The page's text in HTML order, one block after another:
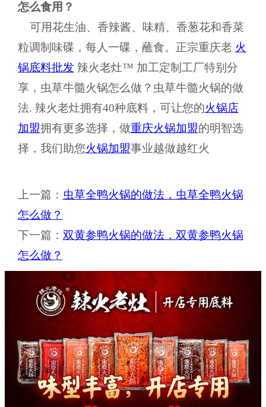
怎么食用？
可用花生油、香辣酱、味精、香葱花和香菜
粒调制味碟，每人一碟，蘸食。正宗重庆老 火
锅底料批发辣火老灶™ 加工定制工厂特别分
享，虫草牛髓火锅怎么做？虫草牛髓火锅的做
法. 辣火老灶拥有40种底料，可让您的火锅店
加盟拥有更多选择，做重庆火锅加盟的明智选
择，我们助您火锅加盟事业越做越红火
上一篇： 虫草全鸭火锅的做法，虫草全鸭火锅
怎么做？
下一篇： 双黄参鸭火锅的做法，双黄参鸭火锅
怎么做？